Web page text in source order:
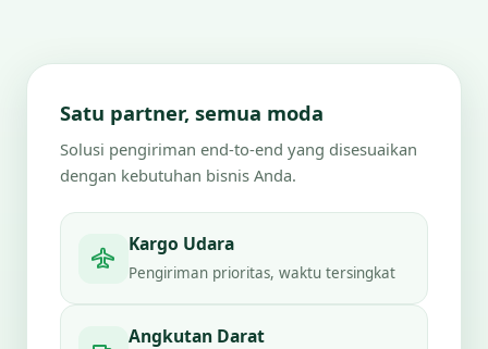
Satu partner, semua moda
Solusi pengiriman end-to-end yang disesuaikan
dengan kebutuhan bisnis Anda.
Kargo Udara
Pengiriman prioritas, waktu tersingkat
Angkutan Darat